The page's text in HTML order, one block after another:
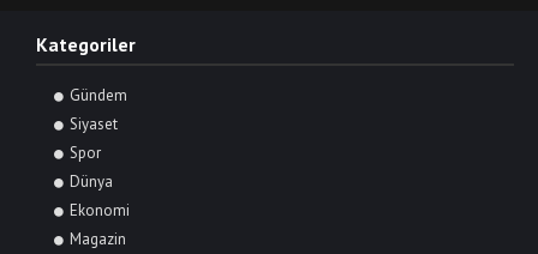
Kategoriler
Gündem
Siyaset
Spor
Dünya
Ekonomi
Magazin